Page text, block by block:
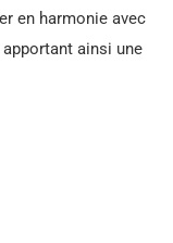
en harmonie avec
apportant ainsi une